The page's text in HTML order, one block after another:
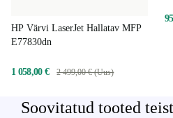
HP Värvi LaserJet Hallatav MFP
E77830dn
1 058,00 € 2 499,00 € (Uus)
Soovitatud tooted